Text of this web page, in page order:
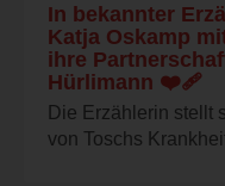
In bekannter
Katja Oskamp
ihre
Hürlimann ❤️‍🩹
Die Erzählerin stellt
von Toschs